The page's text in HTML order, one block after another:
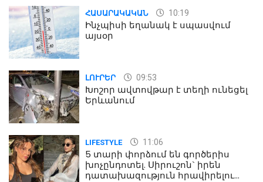
ՀԱՍԱՐԱԿԱԿԱՆ 10:19
Ինչպիսի եղանակ է սպասվում
այսօր
ԼՈՒՐԵՐ 09:53
Խոշոր ավտովթար է տեղի ունեցել
Երևանում
LIFESTYLE 11:06
5 տարի փորձում են գործերիս
խոչընդոտել. Սիրուշոն` իրեն
դատախազություն հրավիրելու